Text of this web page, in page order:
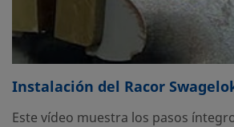
Instalación del Racor
Este vídeo muestra los pasos